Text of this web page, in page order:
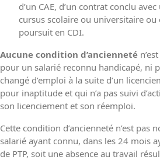
d’un CAE, d’un contrat conclu
cursus scolaire ou universitaire ou
poursuit en CDI.
Aucune condition d’ancienneté
pour un salarié reconnu handicapé, ni
changé d’emploi à la suite d’un
pour inaptitude et qui n’a pas suivi
son licenciement et son réemploi.
Cette condition d’ancienneté n’est pas
salarié ayant connu, dans les 24 mois
de PTP, soit une absence au travail